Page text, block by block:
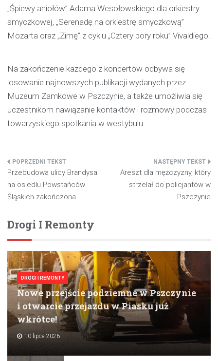
„Śpiewy aniołów” Adama Wesołowskiego dla orkiestry
smyczkowej, „Serenadę na orkiestrę smyczkową”
Mozarta oraz „Zimę” z cyklu „Cztery pory roku” Vivaldiego.
Na zakończenie każdego z koncertów odbywa się
losowanie najnowszych publikacji wydanych przez
Muzeum Zamkowe w Pszczynie, a także umożliwia się
uczestnikom nawiązanie kontaktów i rozmowy podczas
towarzyskiego spotkania w westybulu.
Nawigacja
wpisu
Przebudowa ulicy Brandysa
na osiedlu Powstańców
Śląskich zakończona
Areszt dla mężczyzny, który
strzelał do policjantów w
Pszczynie
Drogi I Remonty
DROGI I REMONTY
Nowe przejście podziemne w Pszczynie
i otwarcie przejazdu w Piasku już
wkrótce!
10 lipca 2026